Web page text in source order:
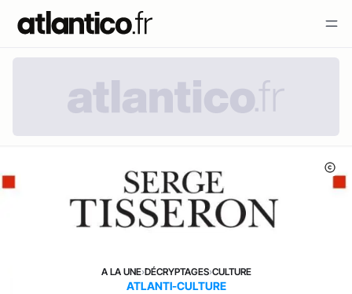
A LA UNE›DÉCRYPTAGES›CULTURE
ATLANTI-CULTURE